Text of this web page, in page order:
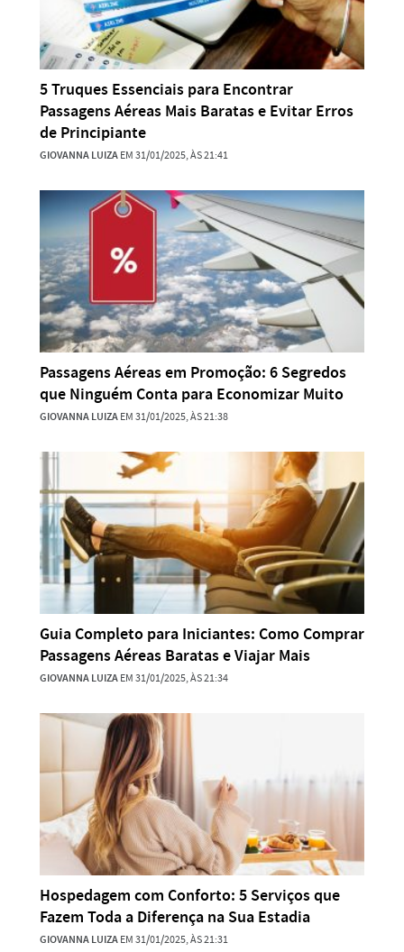
5 Truques Essenciais para Encontrar
Passagens Aéreas Mais Baratas e Evitar Erros
de Principiante
GIOVANNA LUIZAEM 31/01/2025, ÀS 21:41
Passagens Aéreas em Promoção: 6 Segredos
que Ninguém Conta para Economizar Muito
GIOVANNA LUIZAEM 31/01/2025, ÀS 21:38
Guia Completo para Iniciantes: Como Comprar
Passagens Aéreas Baratas e Viajar Mais
GIOVANNA LUIZAEM 31/01/2025, ÀS 21:34
Hospedagem com Conforto: 5 Serviços que
Fazem Toda a Diferença na Sua Estadia
GIOVANNA LUIZAEM 31/01/2025, ÀS 21:31